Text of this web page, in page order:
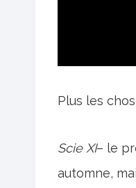
Plus les
Scie XI– le
automne,